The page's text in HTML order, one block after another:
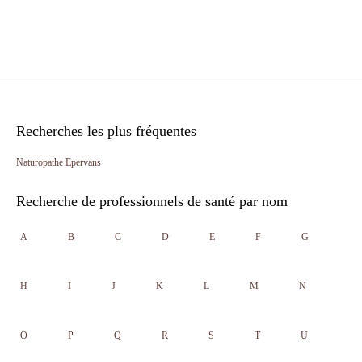
Recherches les plus fréquentes
Naturopathe Epervans
Recherche de professionnels de santé par nom
A B C D E F G
H I J K L M N
O P Q R S T U